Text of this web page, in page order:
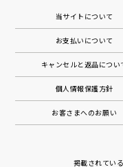
当サイトについて
お支払いについて
キャンセルと返品につい
個人情報保護方針
お客さまへのお願い
掲載されてい